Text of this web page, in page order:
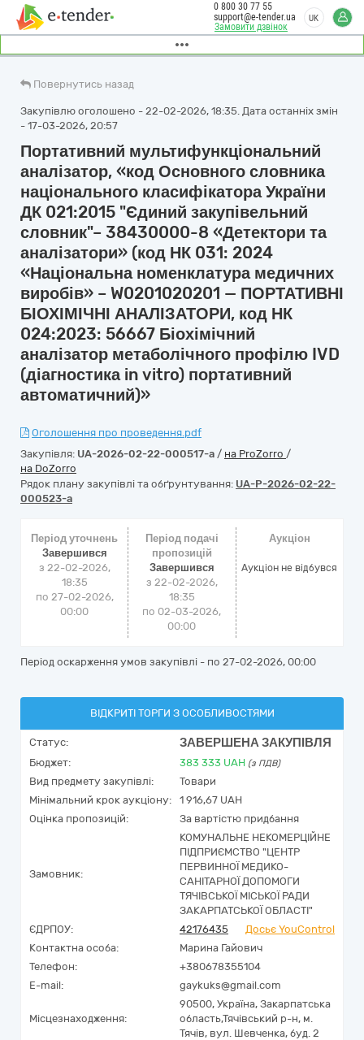
Замовити дзвінок
0 800 30 77 55
support@e-tender.ua
UK
Повернутись назад
Закупівлю оголошено - 22-02-2026, 18:35. Дата останніх змін
- 17-03-2026, 20:57
Портативний мультифункціональний
аналізатор, «код Основного словника
національного класифікатора України
ДК 021:2015 "Єдиний закупівельний
словник"– 38430000-8 «Детектори та
аналізатори» (код НК 031: 2024
«Національна номенклатура медичних
виробів» – W0201020201 — ПОРТАТИВНІ
БІОХІМІЧНІ АНАЛІЗАТОРИ, код НК
024:2023: 56667 Біохімічний
аналізатор метаболічного профілю IVD
(діагностика in vitro) портативний
автоматичний)»
Оголошення про проведення.pdf
Закупівля: UA-2026-02-22-000517-a / на ProZorro /
на DoZorro
Рядок плану закупівлі та обґрунтування: UA-P-2026-02-22-
000523-a
Період уточнень
Завершився
з 22-02-2026,
18:35
по 27-02-2026,
00:00
Період подачі
пропозицій
Завершився
з 22-02-2026,
18:35
по 02-03-2026,
00:00
Аукціон
Аукціон не відбувся
Період оскарження умов закупівлі - по 27-02-2026, 00:00
ВІДКРИТІ ТОРГИ З ОСОБЛИВОСТЯМИ
Статус: ЗАВЕРШЕНА ЗАКУПІВЛЯ
Бюджет: 383 333 UAH (з ПДВ)
Вид предмету закупівлі:
Товари
Мінімальний крок аукціону:
1 916,67 UAH
Оцінка пропозицій:
За вартістю придбання
Замовник:
КОМУНАЛЬНЕ НЕКОМЕРЦІЙНЕ
ПІДПРИЄМСТВО "ЦЕНТР
ПЕРВИННОЇ МЕДИКО-
САНІТАРНОЇ ДОПОМОГИ
ТЯЧІВСЬКОЇ МІСЬКОЇ РАДИ
ЗАКАРПАТСЬКОЇ ОБЛАСТІ"
ЄДРПОУ:
42176435
Досьє YouControl
Контактна особа:
Марина Гайович
Телефон:
+380678355104
E-mail:
gaykuks@gmail.com
Місцезнаходження:
90500, Україна, Закарпатська
область,Тячівський р-н, м.
Тячів, вул. Шевченка, буд. 2